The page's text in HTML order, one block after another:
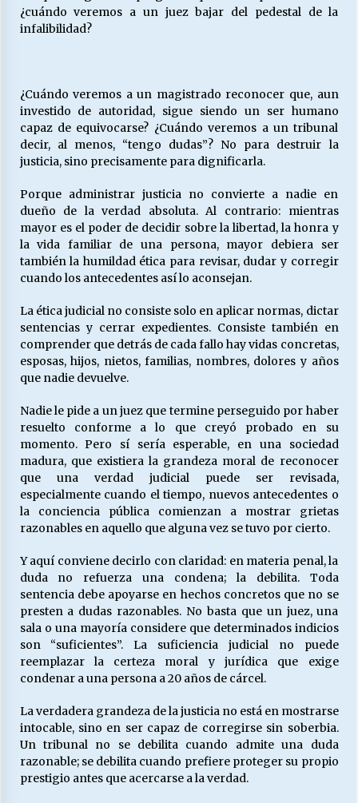
¿cuándo veremos a un juez bajar del pedestal de la
infalibilidad?
¿Cuándo veremos a un magistrado reconocer que, aun
investido de autoridad, sigue siendo un ser humano
capaz de equivocarse? ¿Cuándo veremos a un tribunal
decir, al menos, “tengo dudas”? No para destruir la
justicia, sino precisamente para dignificarla.
Porque administrar justicia no convierte a nadie en
dueño de la verdad absoluta. Al contrario: mientras
mayor es el poder de decidir sobre la libertad, la honra y
la vida familiar de una persona, mayor debiera ser
también la humildad ética para revisar, dudar y corregir
cuando los antecedentes así lo aconsejan.
La ética judicial no consiste solo en aplicar normas, dictar
sentencias y cerrar expedientes. Consiste también en
comprender que detrás de cada fallo hay vidas concretas,
esposas, hijos, nietos, familias, nombres, dolores y años
que nadie devuelve.
Nadie le pide a un juez que termine perseguido por haber
resuelto conforme a lo que creyó probado en su
momento. Pero sí sería esperable, en una sociedad
madura, que existiera la grandeza moral de reconocer
que una verdad judicial puede ser revisada,
especialmente cuando el tiempo, nuevos antecedentes o
la conciencia pública comienzan a mostrar grietas
razonables en aquello que alguna vez se tuvo por cierto.
Y aquí conviene decirlo con claridad: en materia penal, la
duda no refuerza una condena; la debilita. Toda
sentencia debe apoyarse en hechos concretos que no se
presten a dudas razonables. No basta que un juez, una
sala o una mayoría considere que determinados indicios
son “suficientes”. La suficiencia judicial no puede
reemplazar la certeza moral y jurídica que exige
condenar a una persona a 20 años de cárcel.
La verdadera grandeza de la justicia no está en mostrarse
intocable, sino en ser capaz de corregirse sin soberbia.
Un tribunal no se debilita cuando admite una duda
razonable; se debilita cuando prefiere proteger su propio
prestigio antes que acercarse a la verdad.